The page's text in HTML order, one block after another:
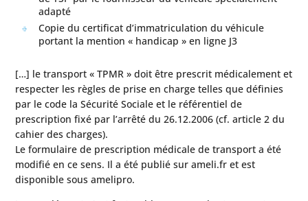
adapté
Copie du certificat d’immatriculation du véhicule
portant la mention « handicap » en ligne J3
[…] le transport « TPMR » doit être prescrit médicalement et
respecter les règles de prise en charge telles que définies
par le code la Sécurité Sociale et le référentiel de
prescription fixé par l’arrêté du 26.12.2006 (cf. article 2 du
cahier des charges).
Le formulaire de prescription médicale de transport a été
modifié en ce sens. Il a été publié sur ameli.fr et est
disponible sous amelipro.